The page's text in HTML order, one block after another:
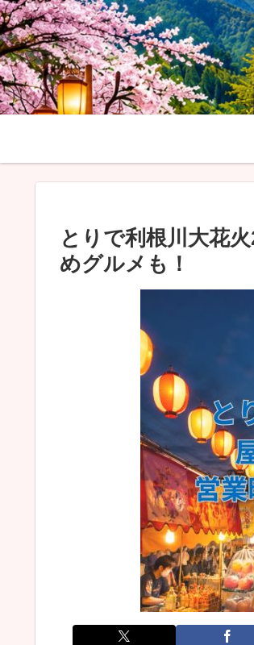
とりで利根川大花
めグルメも！